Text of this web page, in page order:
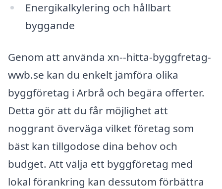
Energikalkylering och hållbart
byggande
Genom att använda xn--hitta-byggfretag-
wwb.se kan du enkelt jämföra olika
byggföretag i Arbrå och begära offerter.
Detta gör att du får möjlighet att
noggrant överväga vilket företag som
bäst kan tillgodose dina behov och
budget. Att välja ett byggföretag med
lokal förankring kan dessutom förbättra